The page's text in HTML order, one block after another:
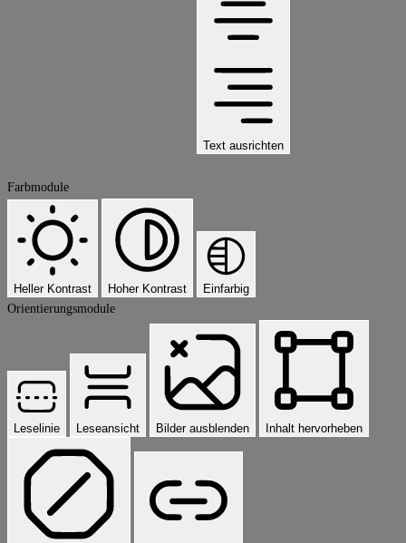
Text ausrichten
Farbmodule
Heller Kontrast Hoher Kontrast
Einfarbig
Orientierungsmodule
Leselinie Leseansicht Bilder ausblenden Inhalt hervorheben